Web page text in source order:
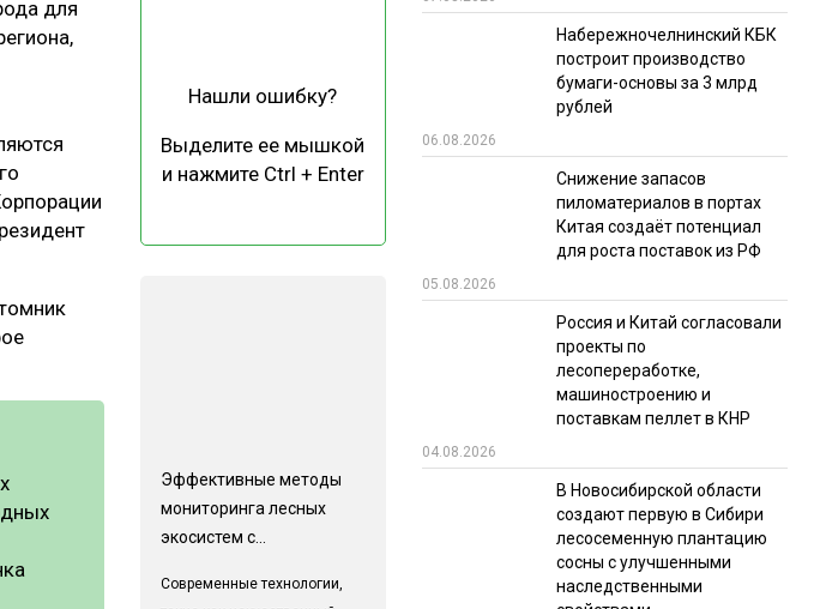
РЫНОК
ОТРАСЛЕВАЯ ДИСКУССИЯ
ИТОГИ МЕРОПРИЯТИЙ
для
Нашли ошибку?
Выделите ее мышкой
и нажмите Ctrl + Enter
Эффективные методы
мониторинга лесных
экосистем с...
Современные технологии,
Набережночелнинский КБК
построит производство
бумаги-основы за 3 млрд
рублей
06.08.2026
Снижение запасов
пиломатериалов в портах
Китая создаёт потенциал
для роста поставок из РФ
05.08.2026
Россия и Китай согласовали
проекты по
лесопереработке,
машиностроению и
поставкам пеллет в КНР
04.08.2026
В Новосибирской области
создают первую в Сибири
лесосеменную плантацию
сосны с улучшенными
наследственными